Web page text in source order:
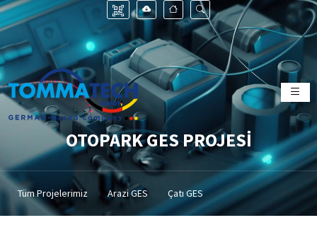
OTOPARK GES PROJESİ
Tüm Projelerimiz Arazi GES Çatı GES